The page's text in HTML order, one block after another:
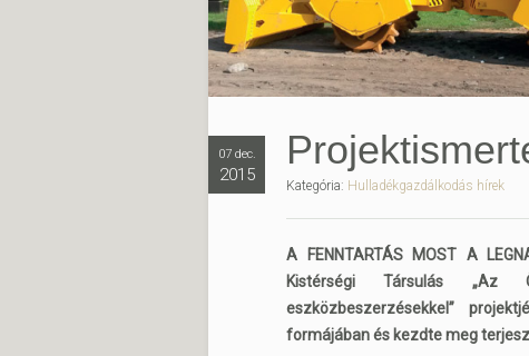
07 dec.
2015
Kategória: Hulladékgazdálkodás hírek
A FENNTARTÁS MOST A
Kistérségi Társulás „Az
eszközbeszerzésekkel”
formájában és kezdte meg